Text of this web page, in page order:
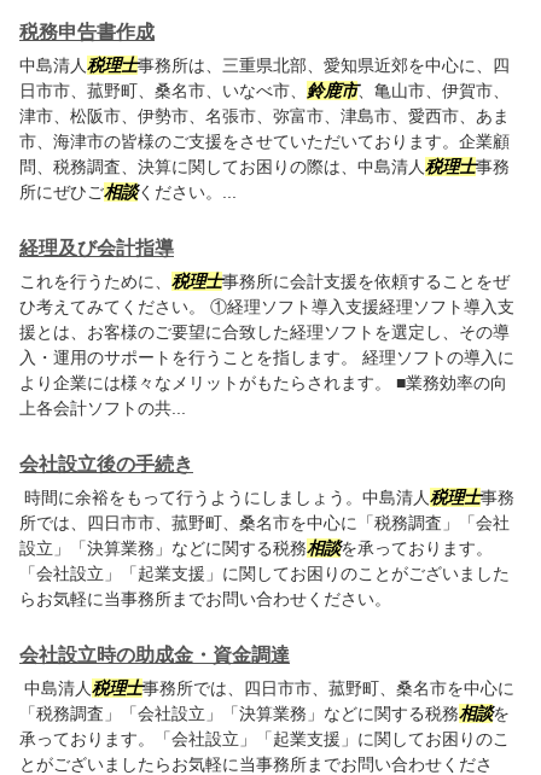
税務申告書作成
中島清人税理士事務所は、三重県北部、愛知県近郊を中心に、四
日市市、菰野町、桑名市、いなべ市、 鈴鹿市、亀山市、伊賀市、
津市、松阪市、伊勢市、名張市、弥富市、津島市、愛西市、あま
市、海津市の皆様のご支援をさせていただいております。企業顧
問、税務調査、決算に関してお困りの際は、中島清人税理士事務
所にぜひご相談ください。...
経理及び会計指導
これを行うために、 税理士事務所に会計支援を依頼することをぜ
ひ考えてみてください。 ①経理ソフト導入支援経理ソフト導入支
援とは、お客様のご要望に合致した経理ソフトを選定し、その導
入・運用のサポートを行うことを指します。 経理ソフトの導入に
より企業には様々なメリットがもたらされます。 ■業務効率の向
上各会計ソフトの共...
会社設立後の手続き
時間に余裕をもって行うようにしましょう。中島清人税理士事務
所では、四日市市、菰野町、桑名市を中心に「税務調査」「会社
設立」「決算業務」などに関する税務相談を承っております。
「会社設立」「起業支援」に関してお困りのことがございました
らお気軽に当事務所までお問い合わせください。
会社設立時の助成金・資金調達
中島清人税理士事務所では、四日市市、菰野町、桑名市を中心に
「税務調査」「会社設立」「決算業務」などに関する税務相談を
承っております。「会社設立」「起業支援」に関してお困りのこ
とがございましたらお気軽に当事務所までお問い合わせくださ